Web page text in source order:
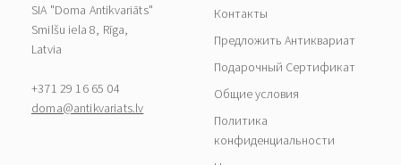
SIA "Doma Antikvariāts"
Smilšu iela 8, Rīga,
Latvia
+371 29 16 65 04
doma@antikvariats.lv
Контакты
Предложить Антиквариат
Подарочный Сертификат
Общие условия
Политика
конфиденциальности